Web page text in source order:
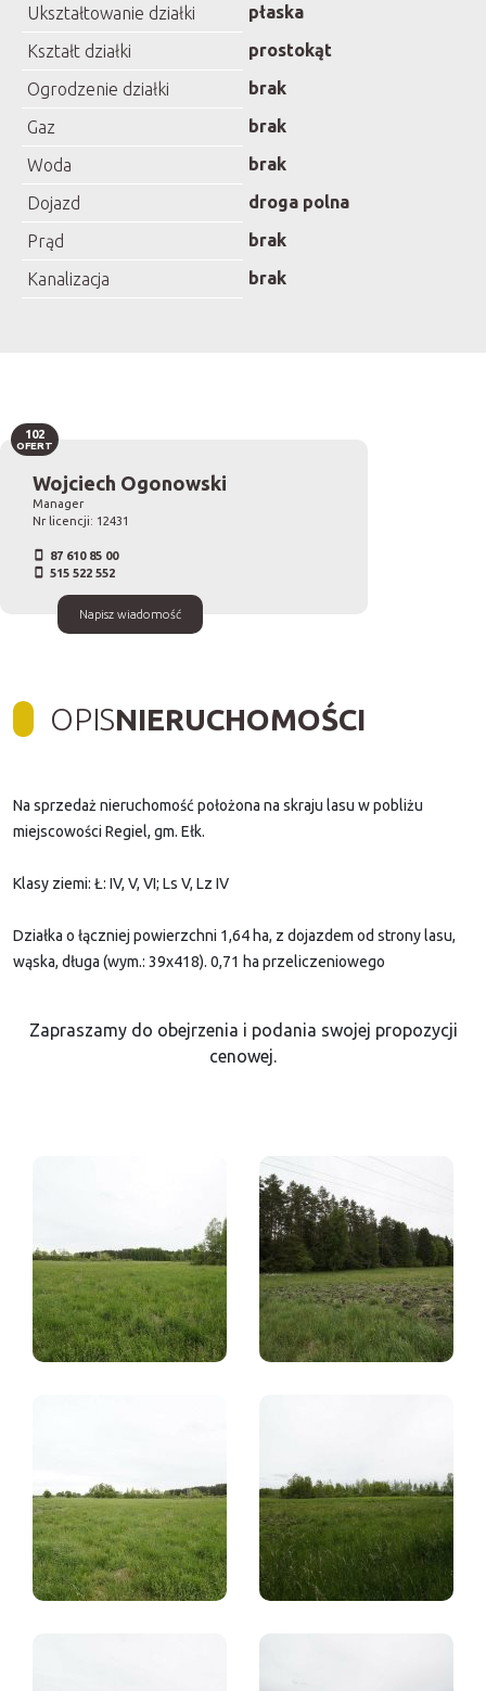
Ukształtowanie działki
płaska
Kształt działki
prostokąt
Ogrodzenie działki
brak
Gaz
brak
Woda
brak
Dojazd
droga polna
Prąd
brak
Kanalizacja
brak
Wojciech Ogonowski
Manager
Nr licencji: 12431
87 610 85 00
515 522 552
Napisz wiadomość
102
OFERT
OPISNIERUCHOMOŚCI
Na sprzedaż nieruchomość położona na skraju lasu w pobliżu
miejscowości Regiel, gm. Ełk.
Klasy ziemi: Ł: IV, V, VI; Ls V, Lz IV
Działka o łączniej powierzchni 1,64 ha, z dojazdem od strony lasu,
wąska, długa (wym.: 39x418). 0,71 ha przeliczeniowego
Zapraszamy do obejrzenia i podania swojej propozycji
cenowej.